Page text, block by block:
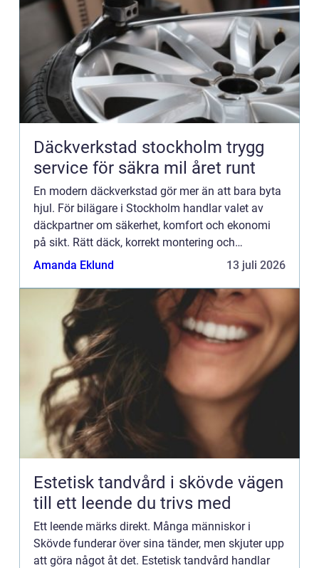
Däckverkstad stockholm trygg
service för säkra mil året runt
En modern däckverkstad gör mer än att bara byta
hjul. För bilägare i Stockholm handlar valet av
däckpartner om säkerhet, komfort och ekonomi
på sikt. Rätt däck, korrekt montering och
regelbunden kontroll minskar risken för olyckor,
Amanda Eklund 13 juli 2026
Estetisk tandvård i skövde vägen
till ett leende du trivs med
Ett leende märks direkt. Många människor i
Skövde funderar över sina tänder, men skjuter upp
att göra något åt det. Estetisk tandvård handlar